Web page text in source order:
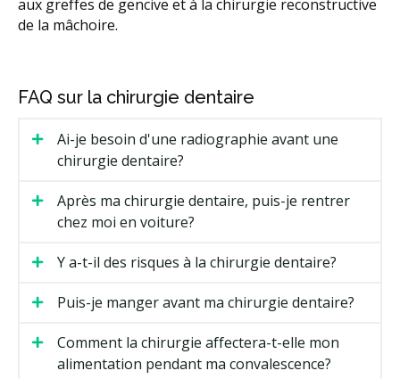
aux greffes de gencive et à la chirurgie reconstructive
de la mâchoire.
FAQ sur la chirurgie dentaire
Ai-je besoin d'une radiographie avant une
chirurgie dentaire?
Après ma chirurgie dentaire, puis-je rentrer
chez moi en voiture?
Y a-t-il des risques à la chirurgie dentaire?
Puis-je manger avant ma chirurgie dentaire?
Comment la chirurgie affectera-t-elle mon
alimentation pendant ma convalescence?